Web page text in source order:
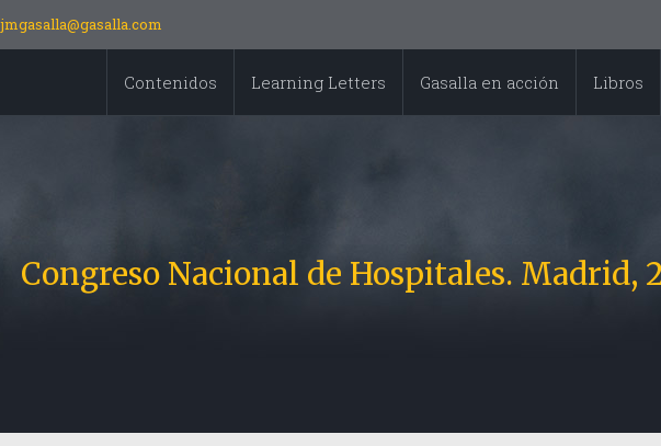
jmgasalla@gasalla.com
Contenidos Learning Letters Gasalla en acción Libros
Congreso Nacional de Hospitales. Madrid,